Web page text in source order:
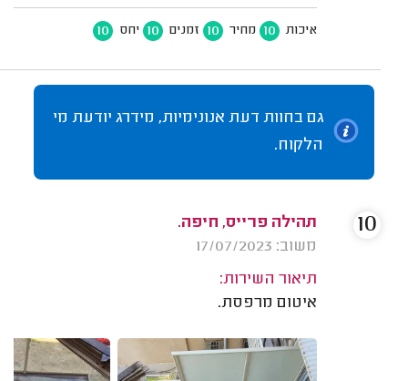
איכות 10 מחיר 10 זמנים 10 יחס 10
גם בחוות דעת אנונימיות, מידרג יודעת מי
הלקוח.
תהילה פרייס, חיפה.
משוב: 17/07/2023
תיאור השירות:
איטום מרפסת.
10